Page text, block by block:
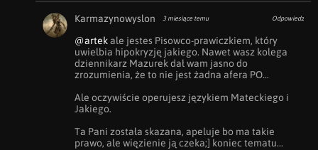
Karmazynowyslon 3 miesiące temu Odpowiedz
@artek ale jestes Pisowco-prawiczkiem, który
uwielbia hipokryzję jakiego. Nawet wasz kolega
dziennikarz Mazurek dał wam jasno do
zrozumienia, że to nie jest żadna afera PO...
Ale oczywiście operujesz językiem Mateckiego i
Jakiego.
Ta Pani została skazana, apeluje bo ma takie
prawo, ale więzienie ją czeka;] koniec tematu...